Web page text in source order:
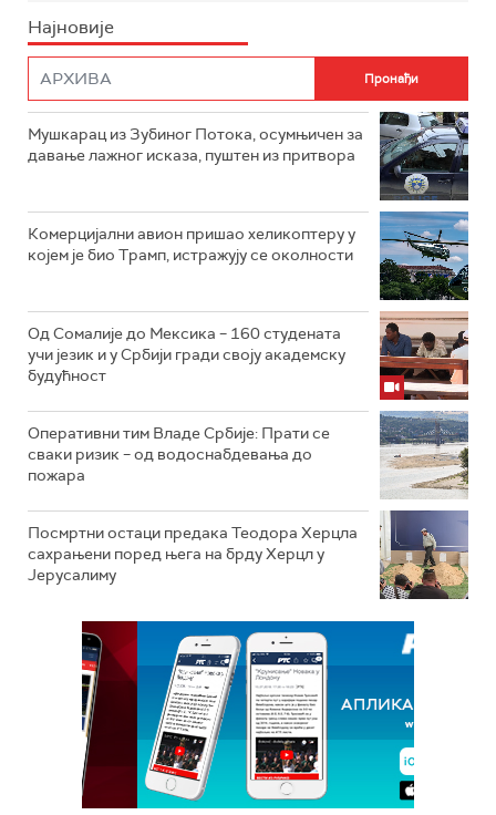
Најновије
Мушкарац из Зубиног Потока, осумњичен за
давање лажног исказа, пуштен из притвора
Комерцијални авион пришао хеликоптеру у
којем је био Трамп, истражују се околности
Од Сомалије до Мексика – 160 студената
учи језик и у Србији гради своју академску
будућност
Оперативни тим Владе Србије: Прати се
сваки ризик – од водоснабдевања до
пожара
Посмртни остаци предака Теодора Херцла
сахрањени поред њега на брду Херцл у
Јерусалиму